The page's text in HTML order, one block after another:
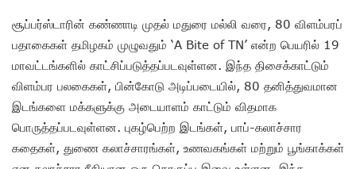
சூப்பர்ஸ்டாரின் கண்ணாடி முதல் மதுரை மல்லி வரை, 80 விளம்பரப்
பதாகைகள் தமிழகம் முழுவதும் ‘A Bite of TN’ என்ற பெயரில் 19
மாவட்டங்களில் காட்சிப்படுத்தப்படவுள்ளன. இந்த திசைக்காட்டும்
விளம்பர பலகைகள், பின்கோடு அடிப்படையில், 80 தனித்துவமான
இடங்களை மக்களுக்கு அடையாளம் காட்டும் விதமாக
பொருத்தப்படவுள்ளன. புகழ்பெற்ற இடங்கள், பாப்-கலாச்சார
கதைகள், துணை கலாச்சாரங்கள், உணவகங்கள் மற்றும் பூங்காக்கள்